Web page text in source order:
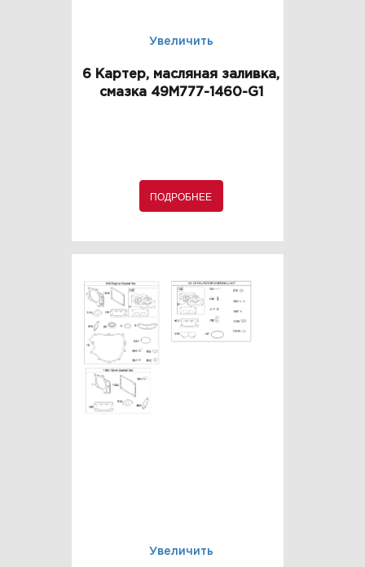
Увеличить
6 Картер, масляная заливка,
смазка 49M777-1460-G1
ПОДРОБНЕЕ
Увеличить